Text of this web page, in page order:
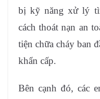
bị kỹ năng xử lý
cách thoát nạn an
tiện chữa cháy ban
khẩn cấp.
Bên cạnh đó, các